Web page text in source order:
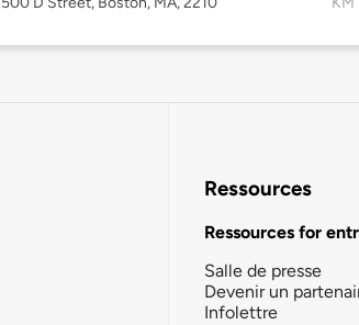
Ressources
Ressources for
Salle de presse
Devenir un
Infolettre